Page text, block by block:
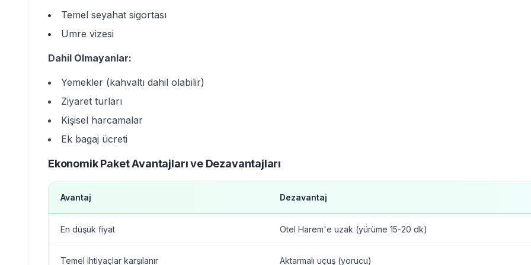
Temel seyahat sigortası
Umre vizesi
Dahil Olmayanlar:
Yemekler (kahvaltı dahil olabilir)
Ziyaret turları
Kişisel harcamalar
Ek bagaj ücreti
Ekonomik Paket Avantajları ve Dezavantajları
Avantaj Dezavantaj
En düşük fiyat Otel Harem'e uzak (yürüme 15-20 dk)
Temel ihtiyaçlar karşılanır Aktarmalı uçuş (yorucu)